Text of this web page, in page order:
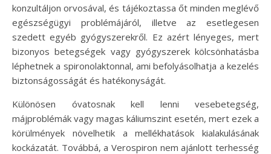
konzultáljon orvosával, és tájékoztassa őt minden meglévő
egészségügyi problémájáról, illetve az esetlegesen
szedett egyéb gyógyszerekről. Ez azért lényeges, mert
bizonyos betegségek vagy gyógyszerek kölcsönhatásba
léphetnek a spironolaktonnal, ami befolyásolhatja a kezelés
biztonságosságát és hatékonyságát.
Különösen óvatosnak kell lenni vesebetegség,
májproblémák vagy magas káliumszint esetén, mert ezek a
körülmények növelhetik a mellékhatások kialakulásának
kockázatát. Továbbá, a Verospiron nem ajánlott terhesség